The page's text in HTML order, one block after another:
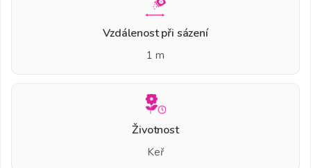
Vzdálenost při sázení
1 m
Životnost
Keř